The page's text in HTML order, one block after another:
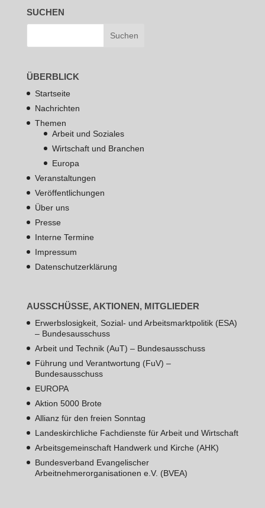
SUCHEN
ÜBERBLICK
Startseite
Nachrichten
Themen
Arbeit und Soziales
Wirtschaft und Branchen
Europa
Veranstaltungen
Veröffentlichungen
Über uns
Presse
Interne Termine
Impressum
Datenschutzerklärung
AUSSCHÜSSE, AKTIONEN, MITGLIEDER
Erwerbslosigkeit, Sozial- und Arbeitsmarktpolitik (ESA)
– Bundesausschuss
Arbeit und Technik (AuT) – Bundesausschuss
Führung und Verantwortung (FuV) –
Bundesausschuss
EUROPA
Aktion 5000 Brote
Allianz für den freien Sonntag
Landeskirchliche Fachdienste für Arbeit und Wirtschaft
Arbeitsgemeinschaft Handwerk und Kirche (AHK)
Bundesverband Evangelischer
Arbeitnehmerorganisationen e.V. (BVEA)